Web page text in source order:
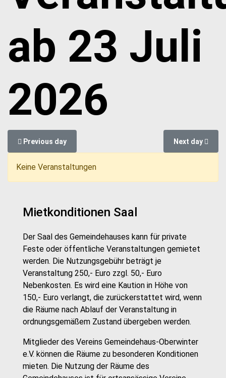
ab 23 Juli
2026
Previous day Next day
Keine Veranstaltungen
Mietkonditionen Saal
Der Saal des Gemeindehauses kann für private
Feste oder öffentliche Veranstaltungen gemietet
werden. Die Nutzungsgebühr beträgt je
Veranstaltung 250,- Euro zzgl. 50,- Euro
Nebenkosten. Es wird eine Kaution in Höhe von
150,- Euro verlangt, die zurückerstattet wird, wenn
die Räume nach Ablauf der Veranstaltung in
ordnungsgemäßem Zustand übergeben werden.
Mitglieder des Vereins Gemeindehaus-Oberwinter
e.V. können die Räume zu besonderen Konditionen
mieten. Die Nutzung der Räume des